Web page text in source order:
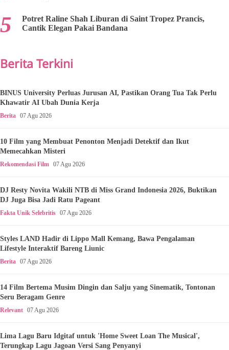
Potret Raline Shah Liburan di Saint Tropez Prancis,
Cantik Elegan Pakai Bandana
Berita Terkini
BINUS University Perluas Jurusan AI, Pastikan Orang Tua Tak Perlu
Khawatir AI Ubah Dunia Kerja
Berita 07 Agu 2026
10 Film yang Membuat Penonton Menjadi Detektif dan Ikut
Memecahkan Misteri
Rekomendasi Film 07 Agu 2026
DJ Resty Novita Wakili NTB di Miss Grand Indonesia 2026, Buktikan
DJ Juga Bisa Jadi Ratu Pageant
Fakta Unik Selebritis 07 Agu 2026
Styles LAND Hadir di Lippo Mall Kemang, Bawa Pengalaman
Lifestyle Interaktif Bareng Liunic
Berita 07 Agu 2026
14 Film Bertema Musim Dingin dan Salju yang Sinematik, Tontonan
Seru Beragam Genre
Relevant 07 Agu 2026
Lima Lagu Baru Idgitaf untuk 'Home Sweet Loan The Musical',
Terungkap Lagu Jagoan Versi Sang Penyanyi